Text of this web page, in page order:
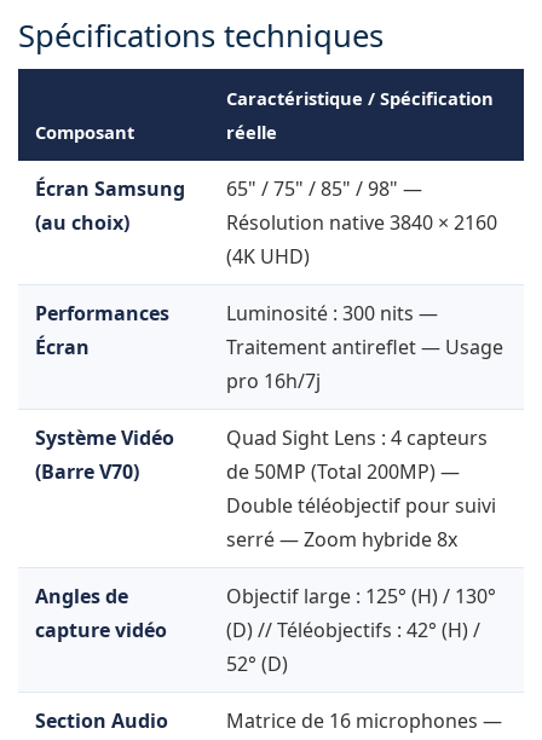
Spécifications techniques
Composant
Caractéristique / Spécification
réelle
Écran Samsung
(au choix)
65" / 75" / 85" / 98" —
Résolution native 3840 × 2160
(4K UHD)
Performances
Écran
Luminosité : 300 nits —
Traitement antireflet — Usage
pro 16h/7j
Système Vidéo
(Barre V70)
Quad Sight Lens : 4 capteurs
de 50MP (Total 200MP) —
Double téléobjectif pour suivi
serré — Zoom hybride 8x
Angles de
capture vidéo
Objectif large : 125° (H) / 130°
(D) // Téléobjectifs : 42° (H) /
52° (D)
Section Audio
Matrice de 16 microphones —